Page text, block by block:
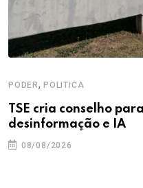
PODER, POLITICA
TSE cria conselho
desinformação e IA
08/08/2026